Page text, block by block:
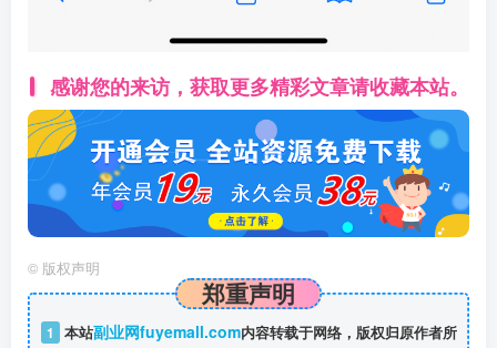
感谢您的来访，获取更多精彩文章请收藏本站。
© 版权声明
郑重声明
1 本站副业网fuyemall.com内容转载于网络，版权归原作者所